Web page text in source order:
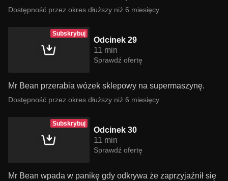
Dostępność przez okres dłuższy niż 6 miesięcy
Subskrybuj
Odcinek 29
11 min
Sprawdź ofertę
Mr Bean przerabia wózek sklepowy na supermaszynę.
Dostępność przez okres dłuższy niż 6 miesięcy
Subskrybuj
Odcinek 30
11 min
Sprawdź ofertę
Mr Bean wpada w panikę gdy odkrywa że zaprzyjaźnił się